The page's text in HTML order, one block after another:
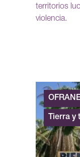
territorios
violencia.
Tierra y